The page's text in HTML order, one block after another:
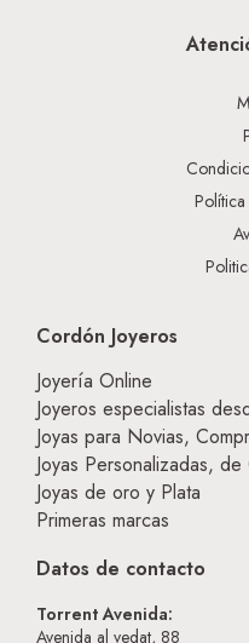
Cordón Joyeros
Joyería Online
Joyeros especialistas
Joyas para Novias,
Joyas Personalizadas,
Joyas de oro y Plata
Primeras marcas
Datos de contacto
Torrent Avenida:
Avenida al vedat, 88